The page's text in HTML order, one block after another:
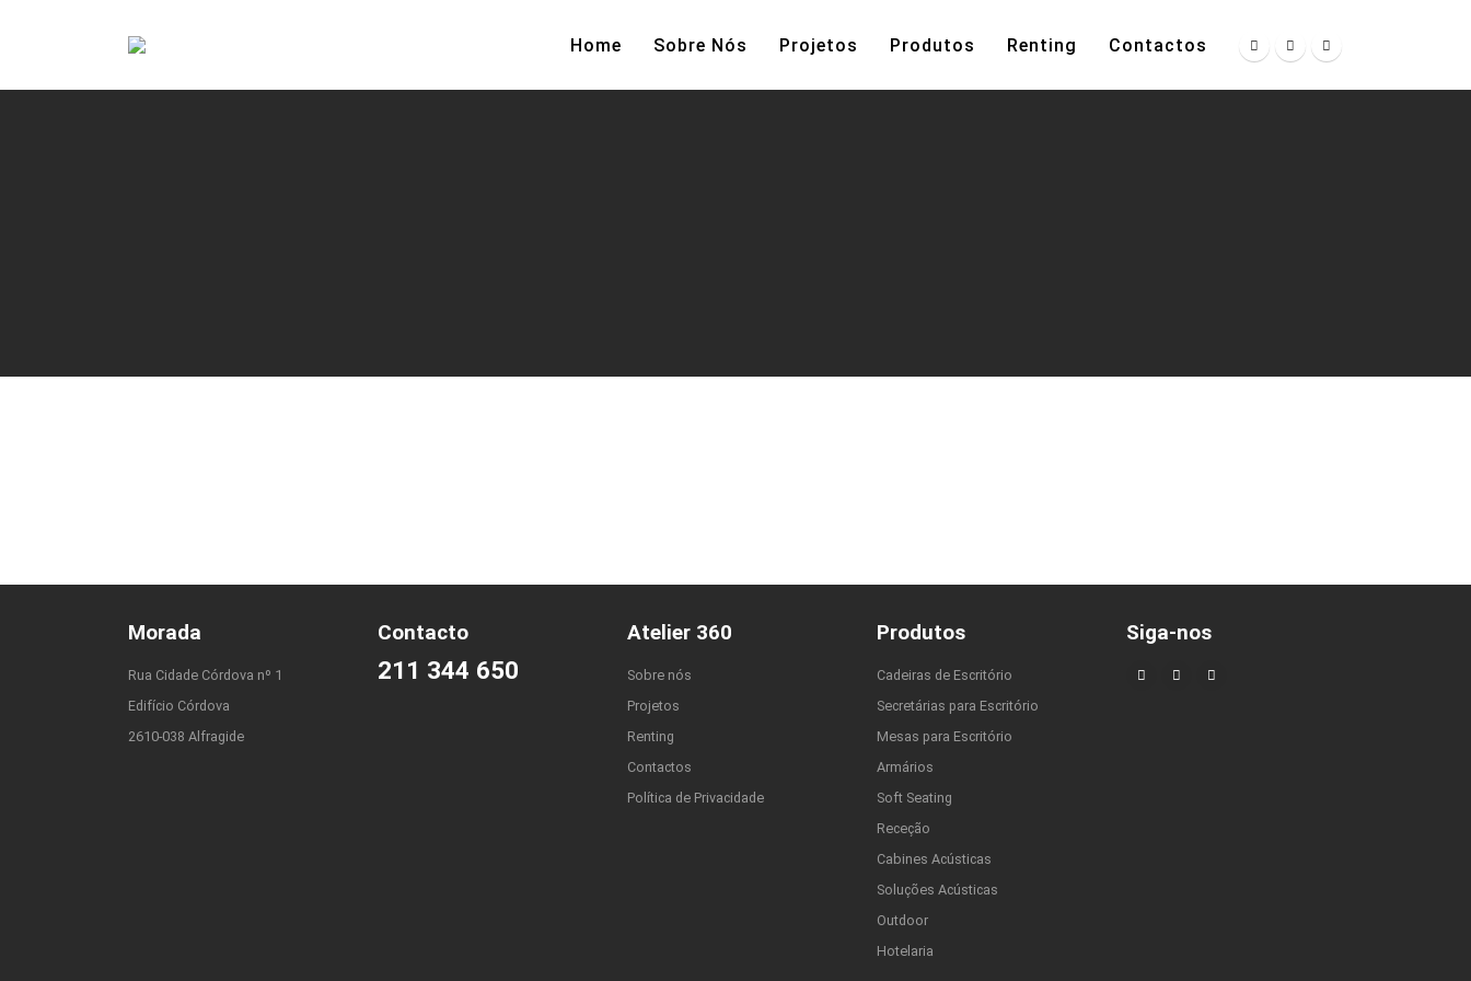
Home Sobre Nós Projetos Produtos Renting Contactos
Morada
Rua Cidade Córdova nº 1
Edifício Córdova
2610-038 Alfragide
Contacto
211 344 650
Atelier 360
Sobre nós
Projetos
Renting
Contactos
Política de Privacidade
Produtos
Cadeiras de Escritório
Secretárias para Escritório
Mesas para Escritório
Armários
Soft Seating
Receção
Cabines Acústicas
Soluções Acústicas
Outdoor
Hotelaria
Siga-nos